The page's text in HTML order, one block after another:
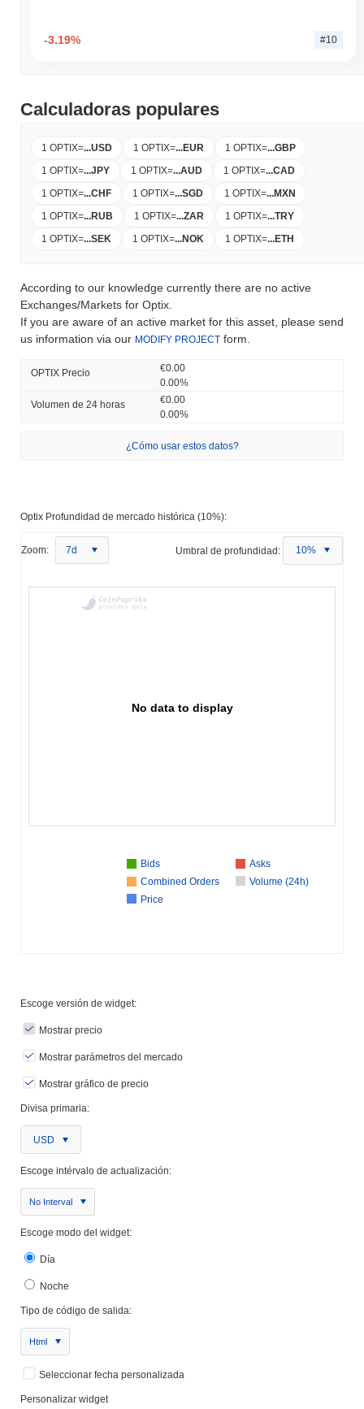
-3.19% #10
Calculadoras populares
1 OPTIX=...USD 1 OPTIX=...EUR 1 OPTIX=...GBP
1 OPTIX=...JPY 1 OPTIX=...AUD 1 OPTIX=...CAD
1 OPTIX=...CHF 1 OPTIX=...SGD 1 OPTIX=...MXN
1 OPTIX=...RUB 1 OPTIX=...ZAR 1 OPTIX=...TRY
1 OPTIX=...SEK 1 OPTIX=...NOK 1 OPTIX=...ETH
According to our knowledge currently there are no active
Exchanges/Markets for Optix.
If you are aware of an active market for this asset, please send
us information via our MODIFY PROJECT form.
OPTIX Precio
€0.00
0.00%
Volumen de 24 horas
€0.00
0.00%
¿Cómo usar estos datos?
Optix Profundidad de mercado histórica (10%):
Zoom: 7d Umbral de profundidad: 10%
No data to display
Bids
Asks
Combined Orders
Volume (24h)
Price
Escoge versión de widget:
Mostrar precio
Mostrar parámetros del mercado
Mostrar gráfico de precio
Divisa primaria:
USD
Escoge intérvalo de actualización:
No Interval
Escoge modo del widget:
Día
Noche
Tipo de código de salida:
Html
Seleccionar fecha personalizada
Personalizar widget